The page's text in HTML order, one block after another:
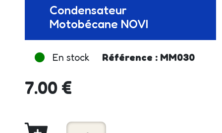
Condensateur
Motobécane NOVI
En stock Référence : MM030
7.00 €